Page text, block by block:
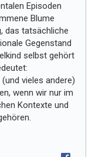
Episoden
Blume
das tatsächliche
Gegenstand
selbst gehört
vieles andere)
wenn wir nur im
Kontexte und